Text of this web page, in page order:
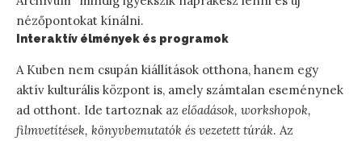
nézőpontokat kínálni.
Interaktív élmények és programok
A Kuben nem csupán kiállítások otthona, hanem egy
aktív kulturális központ is, amely számtalan eseménynek
ad otthont. Ide tartoznak az előadások, workshopok,
filmvetítések, könyvbemutatók és vezetett túrák. Az